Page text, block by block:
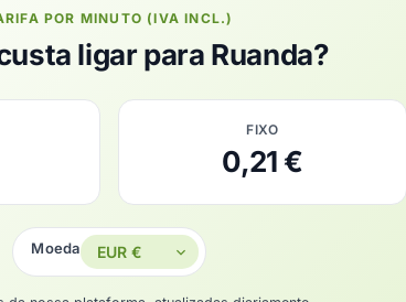
POR MINUTO (IVA INCL.)
ligar para Ruanda?
FIXO
0,21 €
Moeda